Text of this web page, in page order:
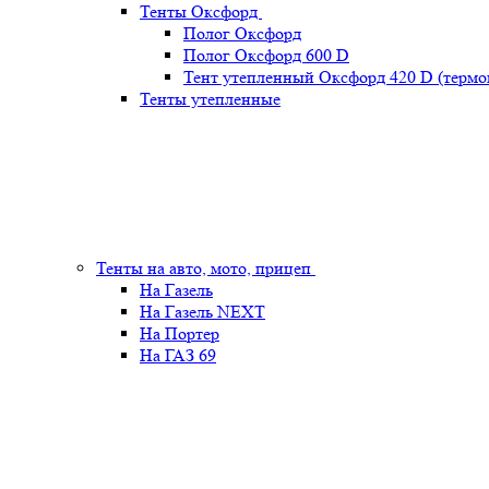
Тенты Оксфорд
Полог Оксфорд
Полог Оксфорд 600 D
Тент утепленный Оксфорд 420 D
Тенты утепленные
Тенты на авто, мото, прицеп
На Газель
На Газель NEXT
На Портер
На ГАЗ 69